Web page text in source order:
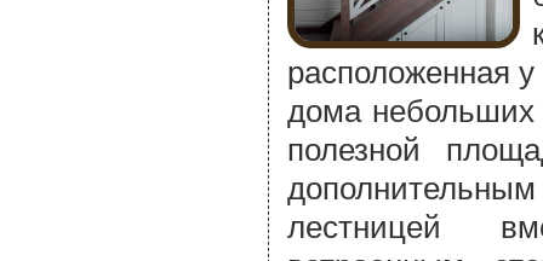
расположенная
дома небольших
полезной
лестницей